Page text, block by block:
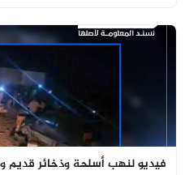
فيديو لنهب أسلحة وذخائر قديم